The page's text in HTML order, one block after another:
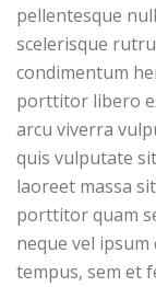
pellentesque
scelerisque
condimentum
porttitor libero
arcu viverra
quis vulputate
laoreet massa
porttitor quam
neque vel
tempus, sem et